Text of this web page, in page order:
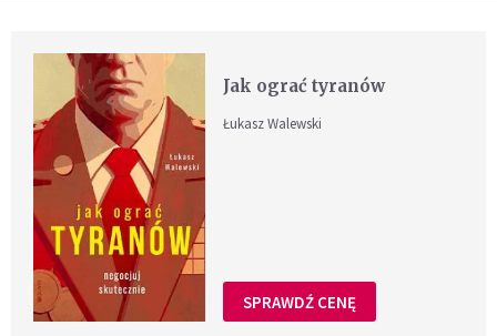
Jak ograć tyranów
Łukasz Walewski
SPRAWDŹ CENĘ